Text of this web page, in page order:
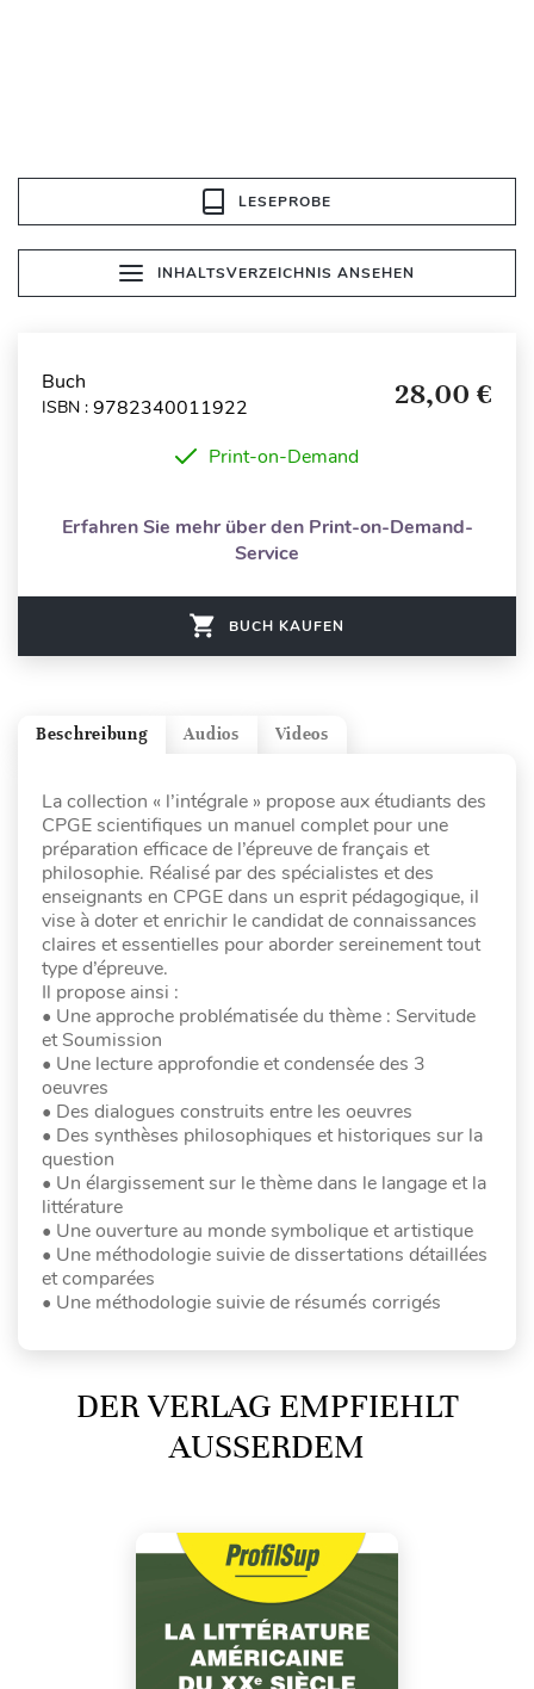
LESEPROBE
INHALTSVERZEICHNIS ANSEHEN
Buch
ISBN : 9782340011922 28,00 €
Print-on-Demand
Erfahren Sie mehr über den Print-on-Demand-
Service
BUCH KAUFEN
Videos
Audios
Beschreibung
La collection « l’intégrale » propose aux étudiants des
CPGE scientifiques un manuel complet pour une
préparation efficace de l’épreuve de français et
philosophie. Réalisé par des spécialistes et des
enseignants en CPGE dans un esprit pédagogique, il
vise à doter et enrichir le candidat de connaissances
claires et essentielles pour aborder sereinement tout
type d’épreuve.
Il propose ainsi :
• Une approche problématisée du thème : Servitude
et Soumission
• Une lecture approfondie et condensée des 3
oeuvres
• Des dialogues construits entre les oeuvres
• Des synthèses philosophiques et historiques sur la
question
• Un élargissement sur le thème dans le langage et la
littérature
• Une ouverture au monde symbolique et artistique
• Une méthodologie suivie de dissertations détaillées
et comparées
• Une méthodologie suivie de résumés corrigés
DER VERLAG EMPFIEHLT
AUSSERDEM